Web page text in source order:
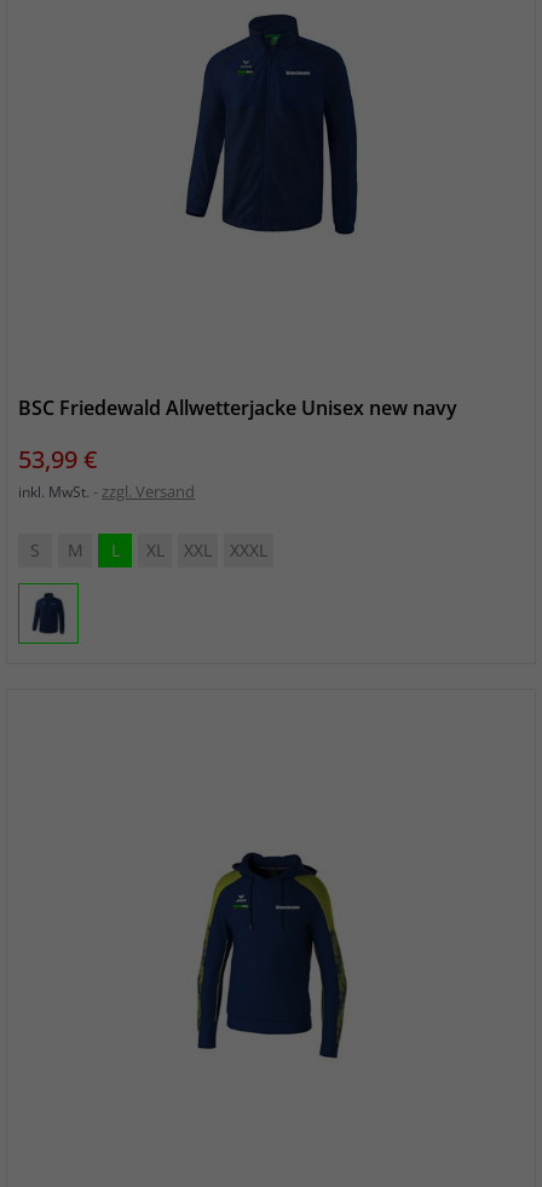
BSC Friedewald Allwetterjacke Unisex new navy
Preis
53,99 €
inkl. MwSt. zzgl. Versand
S M L XL XXL XXXL